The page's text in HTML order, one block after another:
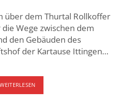
über dem Thurtal Rollkoffer
Wege zwischen dem
den Gebäuden des
der Kartause Ittingen…
WEITERLESENKARTAUSE
ITTINGEN